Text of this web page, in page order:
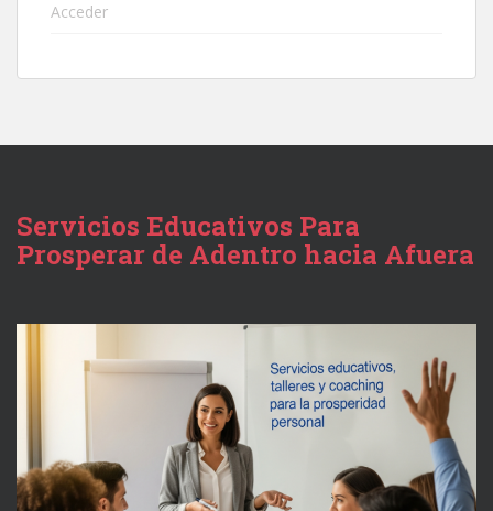
Acceder
Servicios Educativos Para
Prosperar de Adentro hacia Afuera